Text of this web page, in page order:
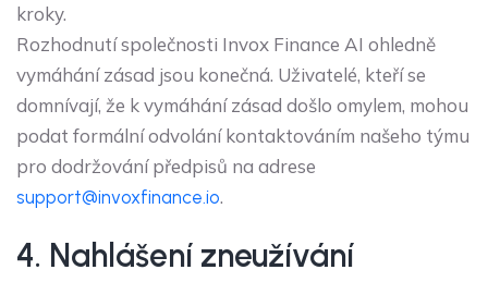
kroky.
Rozhodnutí společnosti Invox Finance AI ohledně
vymáhání zásad jsou konečná. Uživatelé, kteří se
domnívají, že k vymáhání zásad došlo omylem, mohou
podat formální odvolání kontaktováním našeho týmu
pro dodržování předpisů na adrese
support@invoxfinance.io.
4. Nahlášení zneužívání